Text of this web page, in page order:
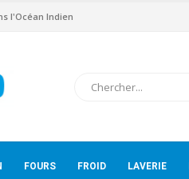
l'Océan Indien
FOURS FROID LAVERIE